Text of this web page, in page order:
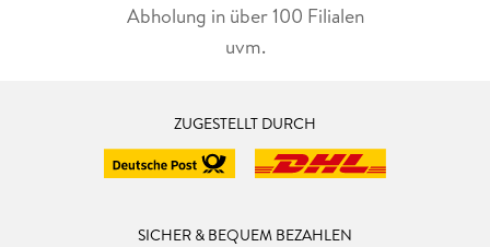
Abholung in über 100 Filialen
uvm.
ZUGESTELLT DURCH
SICHER & BEQUEM BEZAHLEN